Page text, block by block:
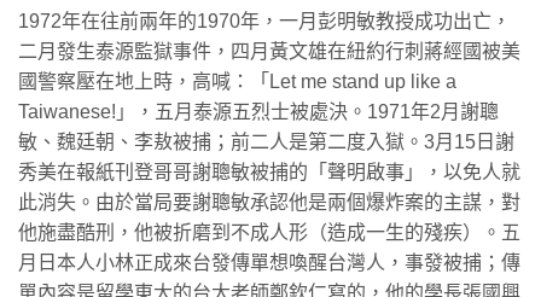
1972年在往前兩年的1970年，一月彭明敏教授成功出亡，
二月發生泰源監獄事件，四月黃文雄在紐約行刺蔣經國被美
國警察壓在地上時，高喊：「Let me stand up like a
Taiwanese!」，五月泰源五烈士被處決。1971年2月謝聰
敏、魏廷朝、李敖被捕；前二人是第二度入獄。3月15日謝
秀美在報紙刊登哥哥謝聰敏被捕的「聲明啟事」，以免人就
此消失。由於當局要謝聰敏承認他是兩個爆炸案的主謀，對
他施盡酷刑，他被折磨到不成人形（造成一生的殘疾）。五
月日本人小林正成來台發傳單想喚醒台灣人，事發被捕；傳